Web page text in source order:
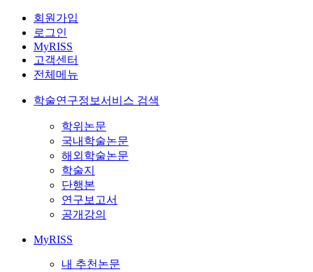
회원가입
로그인
MyRISS
고객센터
전체메뉴
학술연구정보서비스 검색
학위논문
국내학술논문
해외학술논문
학술지
단행본
연구보고서
공개강의
MyRISS
내 추천논문